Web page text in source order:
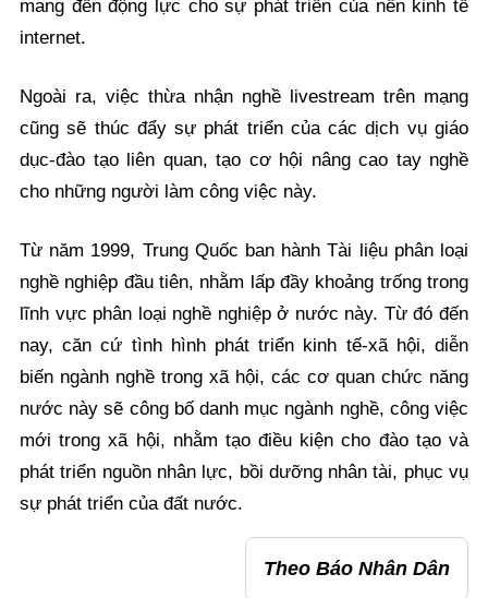
mang đến động lực cho sự phát triển của nền kinh tế
internet.
Ngoài ra, việc thừa nhận nghề livestream trên mạng
cũng sẽ thúc đẩy sự phát triển của các dịch vụ giáo
dục-đào tạo liên quan, tạo cơ hội nâng cao tay nghề
cho những người làm công việc này.
Từ năm 1999, Trung Quốc ban hành Tài liệu phân loại
nghề nghiệp đầu tiên, nhằm lấp đầy khoảng trống trong
lĩnh vực phân loại nghề nghiệp ở nước này. Từ đó đến
nay, căn cứ tình hình phát triển kinh tế-xã hội, diễn
biến ngành nghề trong xã hội, các cơ quan chức năng
nước này sẽ công bố danh mục ngành nghề, công việc
mới trong xã hội, nhằm tạo điều kiện cho đào tạo và
phát triển nguồn nhân lực, bồi dưỡng nhân tài, phục vụ
sự phát triển của đất nước.
Theo Báo Nhân Dân